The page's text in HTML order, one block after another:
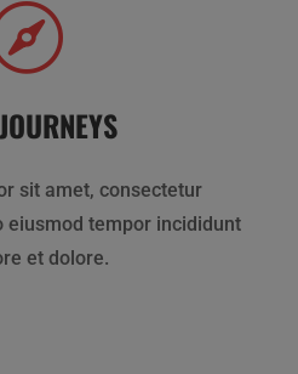
sit amet, consectetur
eiusmod tempor incididunt
et dolore.